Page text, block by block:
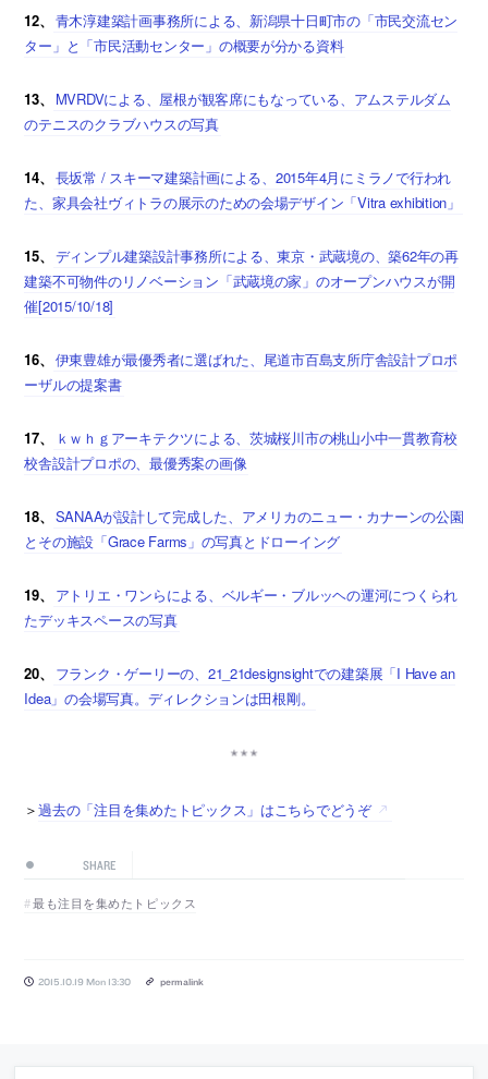
12、 青木淳建築計画事務所による、新潟県十日町市の「市民交流セン
ター」と「市民活動センター」の概要が分かる資料
13、
MVRDVによる、屋根が観客席にもなっている、アムステルダム
のテニスのクラブハウスの写真
14、 長坂常 / スキーマ建築計画による、2015年4月にミラノで行われ
た、家具会社ヴィトラの展示のための会場デザイン「Vitra exhibition」
15、 ディンプル建築設計事務所による、東京・武蔵境の、築62年の再
建築不可物件のリノベーション「武蔵境の家」のオープンハウスが開
催[2015/10/18]
16、 伊東豊雄が最優秀者に選ばれた、尾道市百島支所庁舎設計プロポ
ーザルの提案書
17、
ｋｗｈｇアーキテクツによる、茨城桜川市の桃山小中一貫教育校
校舎設計プロポの、最優秀案の画像
18、 SANAAが設計して完成した、アメリカのニュー・カナーンの公園
とその施設「Grace Farms」の写真とドローイング
19、
アトリエ・ワンらによる、ベルギー・ブルッヘの運河につくられ
たデッキスペースの写真
20、
フランク・ゲーリーの、21_21designsightでの建築展「I Have an
Idea」の会場写真。ディレクションは田根剛。
＞過去の「注目を集めたトピックス」はこちらでどうぞ
SHARE
最も注目を集めたトピックス
2015.10.19 Mon 13:30 permalink